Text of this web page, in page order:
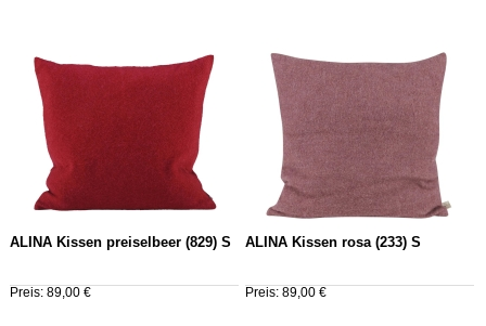
ALINA Kissen preiselbeer (829) S
Preis: 89,00 €
ALINA Kissen rosa (233) S
Preis: 89,00 €